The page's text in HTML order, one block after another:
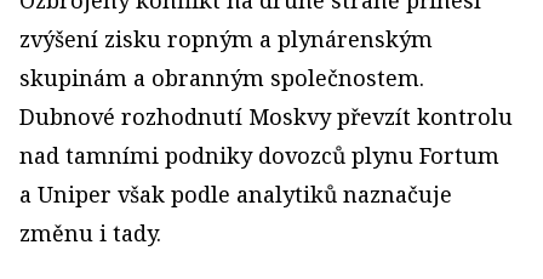
zvýšení zisku ropným a plynárenským
skupinám a obranným společnostem.
Dubnové rozhodnutí Moskvy převzít kontrolu
nad tamními podniky dovozců plynu Fortum
a Uniper však podle analytiků naznačuje
změnu i tady.